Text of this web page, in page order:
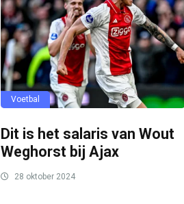
Voetbal
Dit is het salaris van Wout
Weghorst bij Ajax
28 oktober 2024